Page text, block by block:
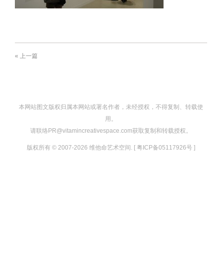
« 上一篇
本网站图文版权归属本网站或署名作者，未经授权，不得复制、转载使
用。
请联络PR@vitamincreativespace.com获取复制和转载授权。
版权所有 © 2007-2026 维他命艺术空间. [ 粤ICP备05117926号 ]